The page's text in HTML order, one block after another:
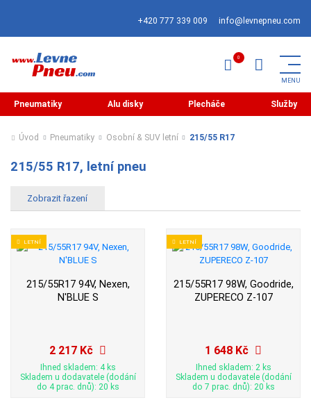
+420 777 339 009 info@levnepneu.com
Pneumatiky Alu disky Plecháče Služby
Úvod Pneumatiky Osobní & SUV letní 215/55 R17
215/55 R17, letní pneu
LETNÍ
215/55R17 94V, Nexen,
N'BLUE S
2 217 Kč
Ihned skladem: 4 ks
Skladem u dodavatele (dodání
do 4 prac. dnů): 20 ks
LETNÍ
215/55R17 98W, Goodride,
ZUPERECO Z-107
1 648 Kč
Ihned skladem: 2 ks
Skladem u dodavatele (dodání
do 7 prac. dnů): 20 ks